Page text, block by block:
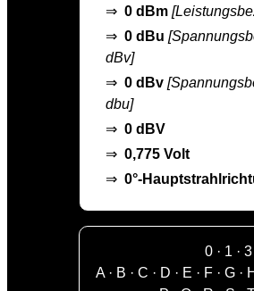
⇒ 0 dBm
⇒ 0 dBu
dBv]
⇒ 0 dBv
dbu]
⇒ 0 dBV
⇒ 0,775 Volt
⇒ 0°-
0· 1 · 3
A· B ·C · D · E · F ·G · H